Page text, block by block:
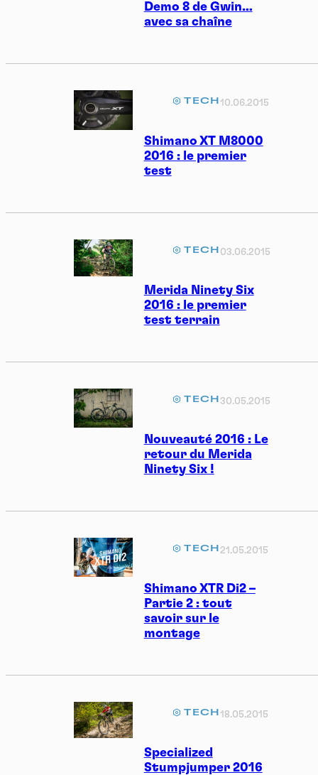
Demo 8 de Gwin…
avec sa chaîne
Shimano XT M8000
2016 : le premier
test
TECH10.06.2015
Merida Ninety Six
2016 : le premier
test terrain
TECH 03.06.2015
Nouveauté 2016 : Le
retour du Merida
Ninety Six !
TECH30.05.2015
Shimano XTR Di2 –
Partie 2 : tout
savoir sur le
montage
TECH 21.05.2015
Specialized
Stumpjumper 2016
TECH18.05.2015